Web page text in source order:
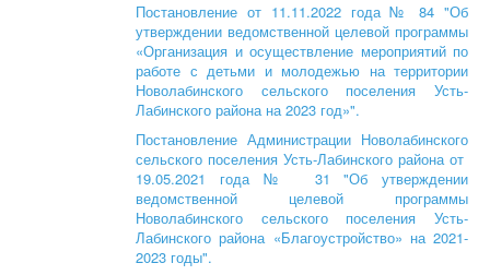
Постановление от 11.11.2022 года № 84 "Об
утверждении ведомственной целевой программы
«Организация и осуществление мероприятий по
работе с детьми и молодежью на территории
Новолабинского сельского поселения Усть-
Лабинского района на 2023 год»".
Постановление Администрации Новолабинского
сельского поселения Усть-Лабинского района от
19.05.2021 года № 31 "Об утверждении
ведомственной целевой программы
Новолабинского сельского поселения Усть-
Лабинского района «Благоустройство» на 2021-
2023 годы".